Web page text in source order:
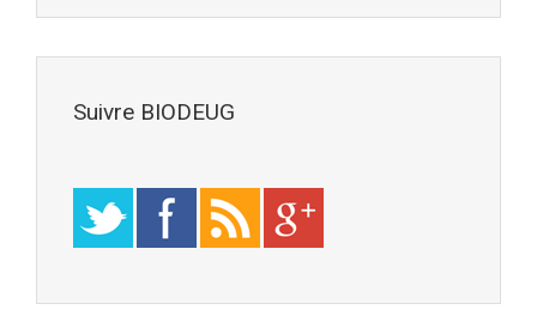
Suivre BIODEUG